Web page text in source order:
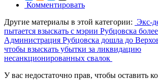
Комментировать
Другие материалы в этой категории: Экс-
пытается взыскать с мэрии Рубцовска
Администрация Рубцовска дошла до
чтобы взыскать убытки за ликвидацию
несанкционированных свалок
У вас недостаточно прав, чтобы оставить